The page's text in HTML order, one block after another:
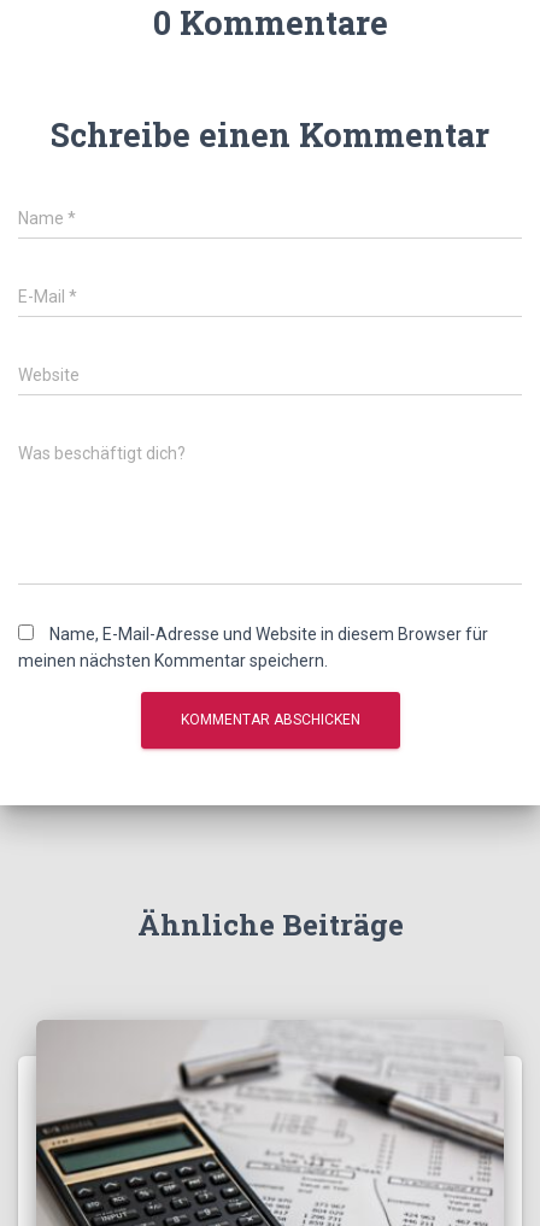
0 Kommentare
Schreibe einen Kommentar
Name *
E-Mail *
Website
Was beschäftigt dich?
Name, E-Mail-Adresse und Website in diesem Browser für
meinen nächsten Kommentar speichern.
Ähnliche Beiträge